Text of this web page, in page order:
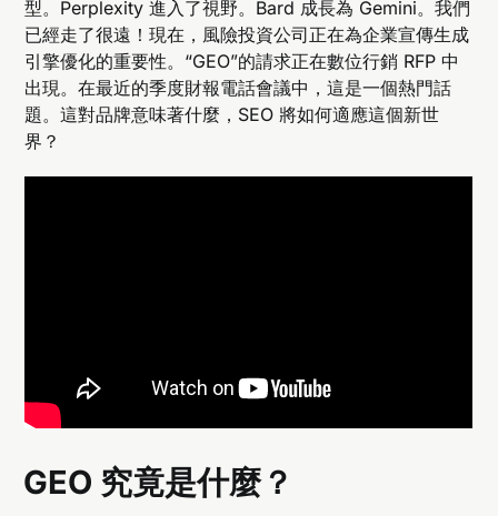
型。Perplexity 進入了視野。Bard 成長為 Gemini。我們
已經走了很遠！現在，風險投資公司正在為企業宣傳生成
引擎優化的重要性。“GEO”的請求正在數位行銷 RFP 中
出現。在最近的季度財報電話會議中，這是一個熱門話
題。這對品牌意味著什麼，SEO 將如何適應這個新世
界？
GEO 究竟是什麼？